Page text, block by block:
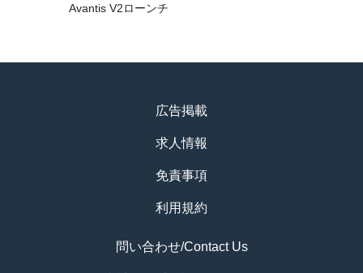
Avantis V2ローンチ
広告掲載
求人情報
免責事項
利用規約
問い合わせ/Contact Us